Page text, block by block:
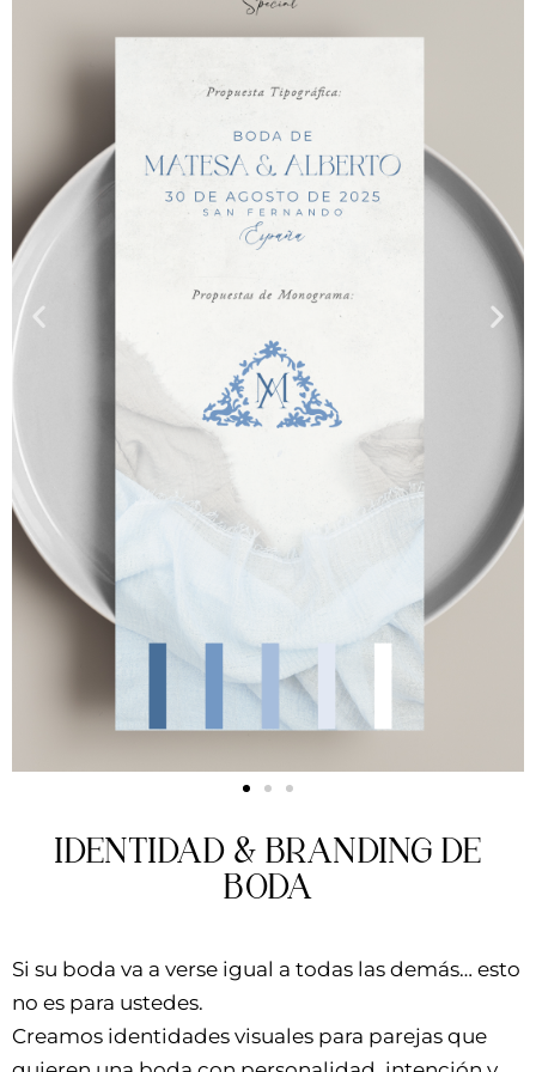
IDENTIDAD & BRANDING DE
BODA
Si su boda va a verse igual a todas las demás… esto
no es para ustedes.
Creamos identidades visuales para parejas que